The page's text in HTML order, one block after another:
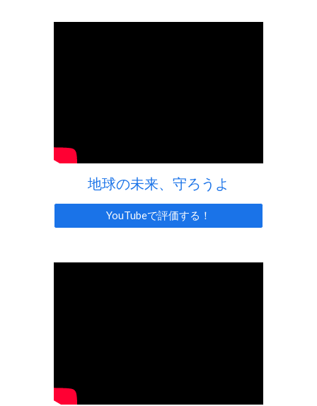
地球の未来、守ろうよ
YouTubeで評価する！